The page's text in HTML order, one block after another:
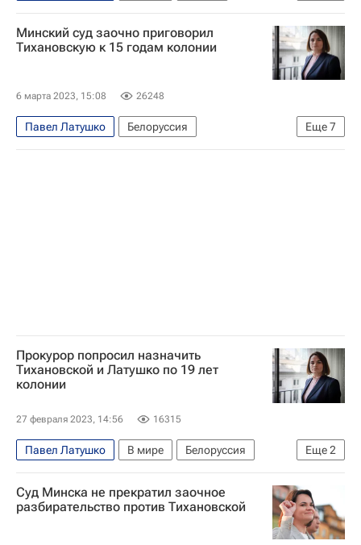
Белоруссия
Сергей Дылевский
Михаил Коваль
Минский суд заочно приговорил
Тихановскую к 15 годам колонии
6 марта 2023, 15:08 26248
Еще7
Павел Латушко
Белоруссия
Протесты в Белоруссии
В мире
Прокурор попросил назначить
Тихановской и Латушко по 19 лет
колонии
27 февраля 2023, 14:56 16315
Еще2
Павел Латушко В мире
Белоруссия
Светлана Тихановская
Сергей Дылевский
Суд Минска не прекратил заочное
разбирательство против Тихановской